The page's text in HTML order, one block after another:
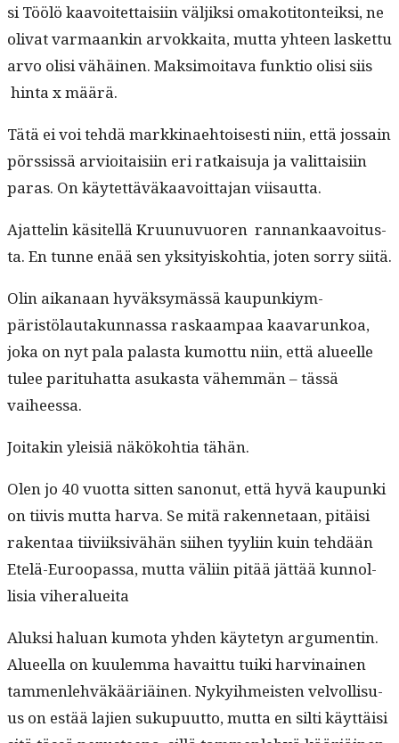
si Töölö kaavoitet­taisi­in väljik­si omakoti­ton­teik­si, ne
oli­vat var­maankin arvokkai­ta, mut­ta yhteen las­ket­tu
arvo olisi vähäi­nen. Mak­si­moita­va funk­tio olisi siis
hin­ta x määrä.
Tätä ei voi tehdä markki­nae­htois­es­ti niin, että jos­sain
pörssis­sä arvioitaisi­in eri ratkaisu­ja ja valit­taisi­in
paras. On käytet­täväkaavoit­ta­jan viisautta.
Ajat­telin käsitel­lä Kru­unuvuoren ran­nankaavoitus­
ta. En tunne enää sen yksi­tyisko­htia, joten sor­ry siitä.
Olin aikanaan hyväksymässä kaupunkiym­
päristölau­takun­nas­sa raskaam­paa kaavarunk­oa,
joka on nyt pala palas­ta kumot­tu niin, että alueelle
tulee par­ituhat­ta asukas­ta vähem­män – tässä
vaiheessa.
Joitakin yleisiä näköko­htia tähän.
Olen jo 40 vuot­ta sit­ten sanonut, että hyvä kaupun­ki
on tiivis mut­ta har­va. Se mitä raken­netaan, pitäisi
rak­en­taa tiivi­ik­sivähän siihen tyyli­in kuin tehdään
Etelä-Euroopas­sa, mut­ta väli­in pitää jät­tää kun­nol­
lisia viheralueita
Aluk­si halu­an kumo­ta yhden käyte­tyn argu­mentin.
Alueel­la on kuulem­ma havait­tu tui­ki harv­inainen
tam­men­le­hväkääriäi­nen. Nyky­ih­meis­ten velvol­lisu­
us on estää lajien sukupu­ut­to, mut­ta en silti käyt­täisi